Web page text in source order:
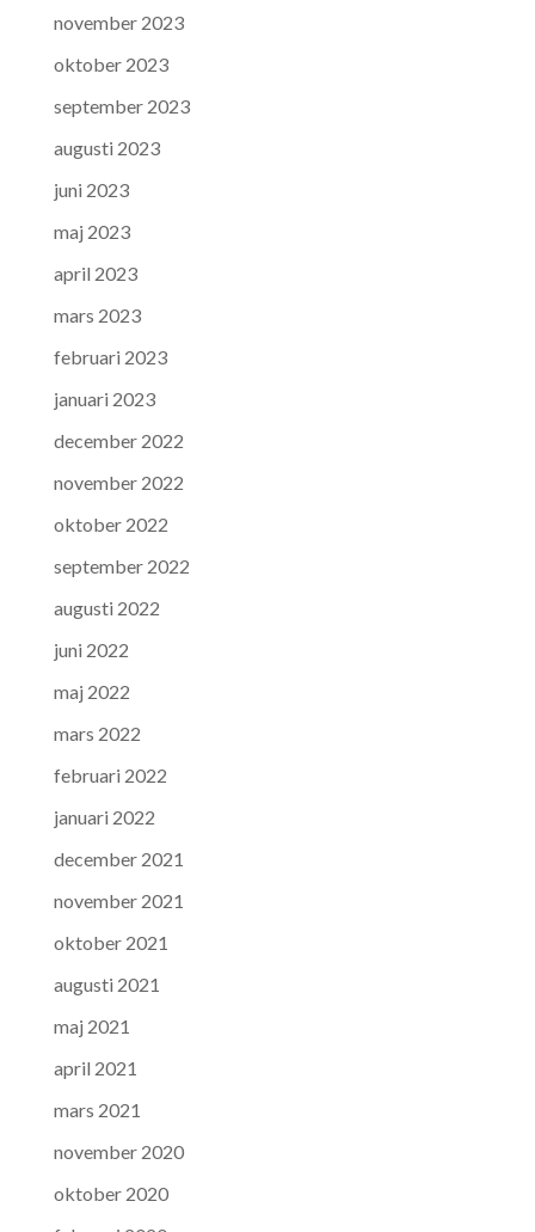
november 2023
oktober 2023
september 2023
augusti 2023
juni 2023
maj 2023
april 2023
mars 2023
februari 2023
januari 2023
december 2022
november 2022
oktober 2022
september 2022
augusti 2022
juni 2022
maj 2022
mars 2022
februari 2022
januari 2022
december 2021
november 2021
oktober 2021
augusti 2021
maj 2021
april 2021
mars 2021
november 2020
oktober 2020